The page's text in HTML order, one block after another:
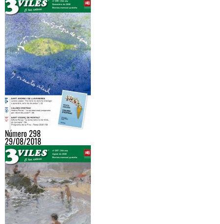
Número 298
29/08/2018